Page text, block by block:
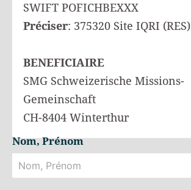
SWIFT POFICHBEXXX
Préciser: 375320 Site IQRI (RES)
BENEFICIAIRE
SMG Schweizerische Missions-
Gemeinschaft
CH-8404 Winterthur
Nom, Prénom